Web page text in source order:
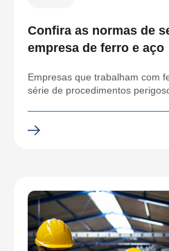
Confira as normas de
empresa de ferro e aço
Empresas que trabalham com
série de procedimentos